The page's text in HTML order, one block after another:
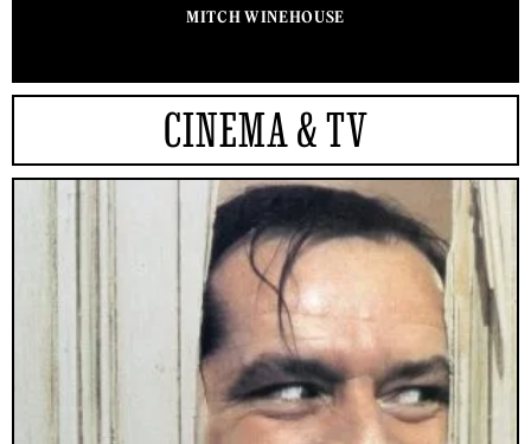
MITCH WINEHOUSE
CINEMA & TV